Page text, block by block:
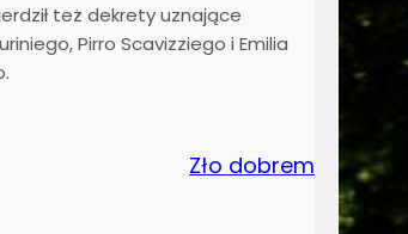
też dekrety uznające
Pirro Scavizziego i Emilia
Zło dobrem